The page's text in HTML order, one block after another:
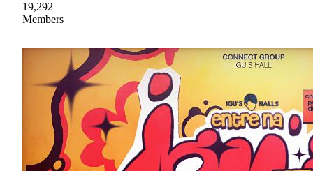
19,292
Members